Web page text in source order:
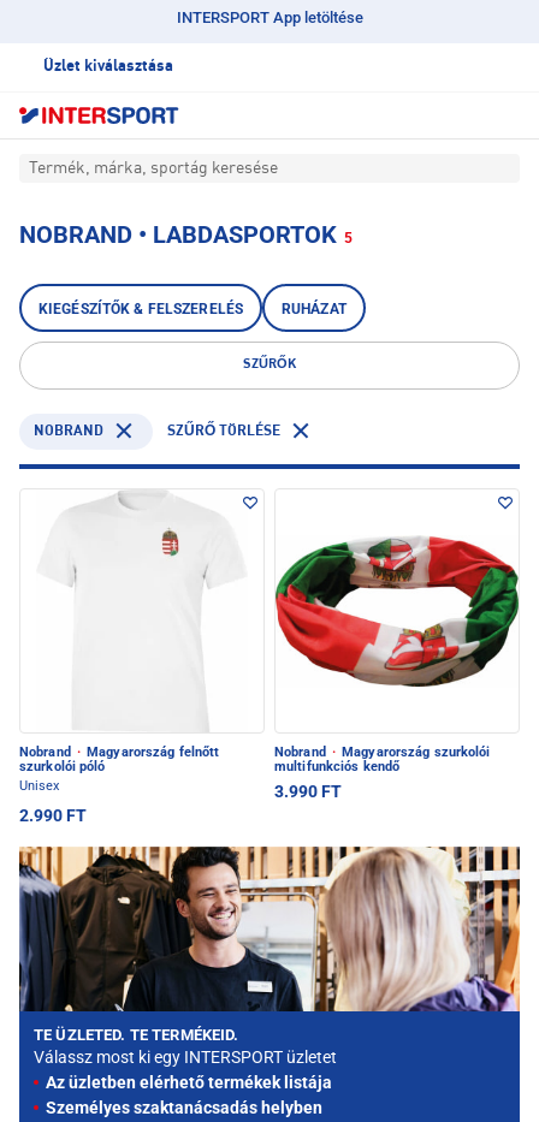
INTERSPORT App letöltése
Üzlet kiválasztása
Termék, márka, sportág keresése
NOBRAND • LABDASPORTOK 5
KIEGÉSZÍTŐK & FELSZERELÉS RUHÁZAT
SZŰRŐK
NOBRAND SZŰRŐ TÖRLÉSE
Nobrand · Magyarország felnőtt
szurkolói póló
Unisex
2.990 FT
Nobrand · Magyarország szurkolói
multifunkciós kendő
3.990 FT
TE ÜZLETED. TE TERMÉKEID.
Válassz most ki egy INTERSPORT üzletet
Az üzletben elérhető termékek listája
Személyes szaktanácsadás helyben